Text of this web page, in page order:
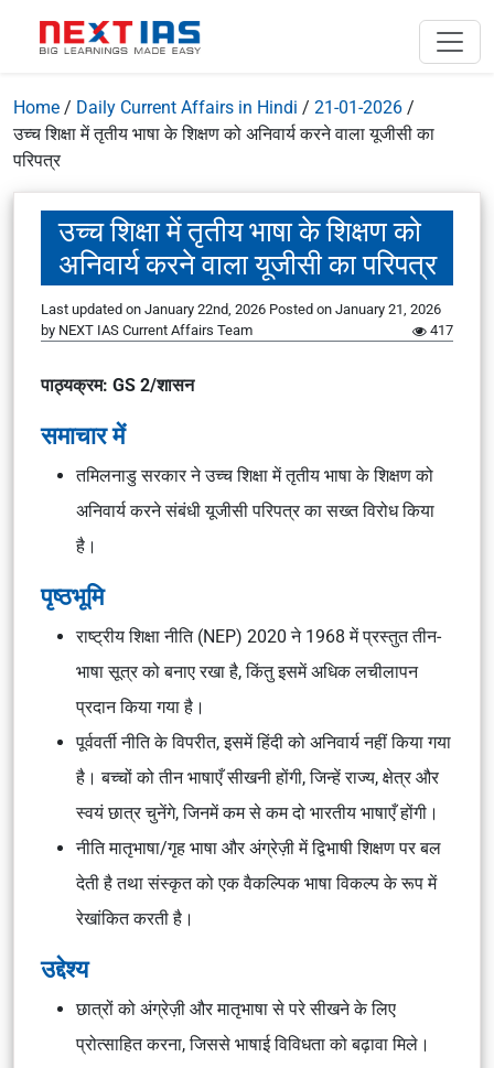
Home / Daily Current Affairs in Hindi / 21-01-2026 /
उच्च शिक्षा में तृतीय भाषा के शिक्षण को अनिवार्य करने वाला यूजीसी का
परिपत्र
उच्च शिक्षा में तृतीय भाषा के शिक्षण को
अनिवार्य करने वाला यूजीसी का परिपत्र
Last updated on January 22nd, 2026 Posted on January 21, 2026
by NEXT IAS Current Affairs Team 417
पाठ्यक्रम: GS 2/शासन
समाचार में
तमिलनाडु सरकार ने उच्च शिक्षा में तृतीय भाषा के शिक्षण को
अनिवार्य करने संबंधी यूजीसी परिपत्र का सख्त विरोध किया
है।
पृष्ठभूमि
राष्ट्रीय शिक्षा नीति (NEP) 2020 ने 1968 में प्रस्तुत तीन-
भाषा सूत्र को बनाए रखा है, किंतु इसमें अधिक लचीलापन
प्रदान किया गया है।
पूर्ववर्ती नीति के विपरीत, इसमें हिंदी को अनिवार्य नहीं किया गया
है। बच्चों को तीन भाषाएँ सीखनी होंगी, जिन्हें राज्य, क्षेत्र और
स्वयं छात्र चुनेंगे, जिनमें कम से कम दो भारतीय भाषाएँ होंगी।
नीति मातृभाषा/गृह भाषा और अंग्रेज़ी में द्विभाषी शिक्षण पर बल
देती है तथा संस्कृत को एक वैकल्पिक भाषा विकल्प के रूप में
रेखांकित करती है।
उद्देश्य
छात्रों को अंग्रेज़ी और मातृभाषा से परे सीखने के लिए
प्रोत्साहित करना, जिससे भाषाई विविधता को बढ़ावा मिले।